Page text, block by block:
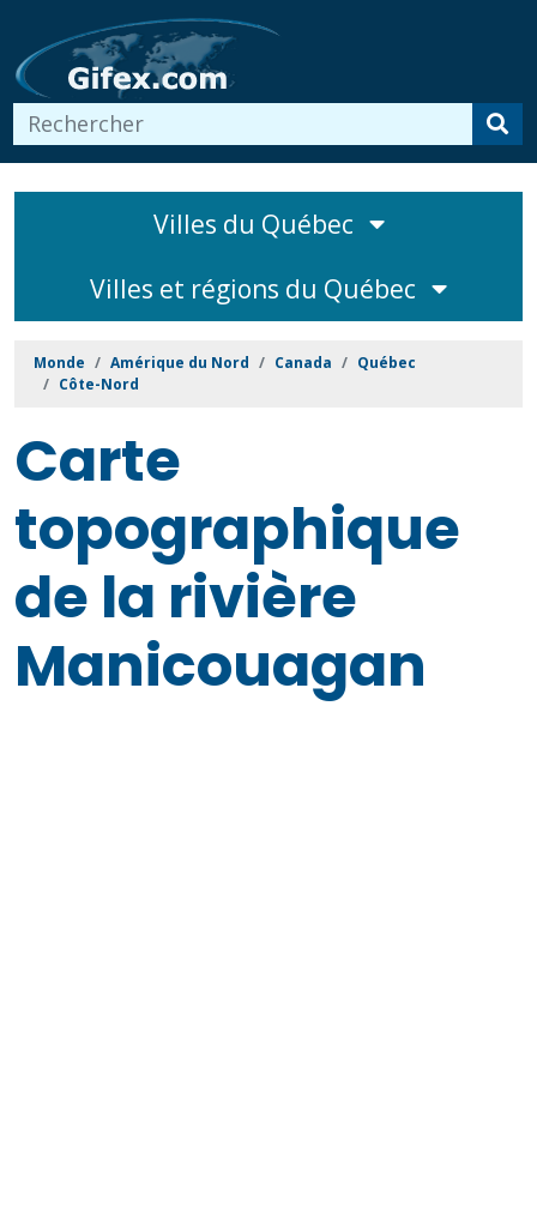
Villes du Québec
Villes et régions du Québec
Monde Amérique du Nord Canada
Québec
Côte-Nord
Carte
topographique
de la rivière
Manicouagan